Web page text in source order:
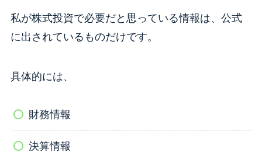
私が株式投資で必要だと思っている情報は、公式
に出されているものだけです。
具体的には、
財務情報
決算情報